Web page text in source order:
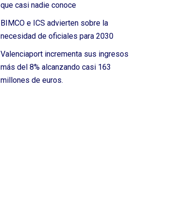
que casi nadie conoce
BIMCO e ICS advierten sobre la
necesidad de oficiales para 2030
Valenciaport incrementa sus ingresos
más del 8% alcanzando casi 163
millones de euros.